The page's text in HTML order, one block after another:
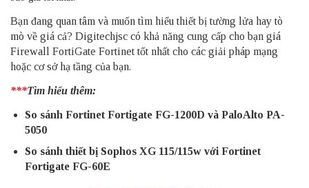
Bạn đang quan tâm và muốn tìm hiểu thiết bị tường lửa hay tò
mò về giá cả? Digitechjsc có khả năng cung cấp cho bạn giá
Firewall FortiGate Fortinet tốt nhất cho các giải pháp mạng
hoặc cơ sở hạ tầng của bạn.
***Tìm hiểu thêm:
So sánh Fortinet Fortigate FG-1200D và PaloAlto PA-
5050
So sánh thiết bị Sophos XG 115/115w với Fortinet
Fortigate FG-60E